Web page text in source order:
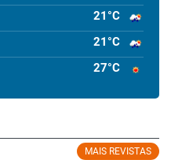
21°C
21°C
27°C
MAIS REVISTAS